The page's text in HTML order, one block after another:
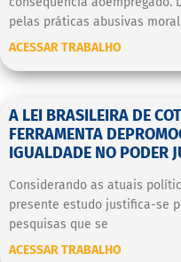
pelas práticas abusivas
ACESSAR TRABALHO
A LEI BRASILEIRA DE
FERRAMENTA
IGUALDADE NO PODER
Considerando as atuais
presente estudo justifica-se
pesquisas que se
ACESSAR TRABALHO